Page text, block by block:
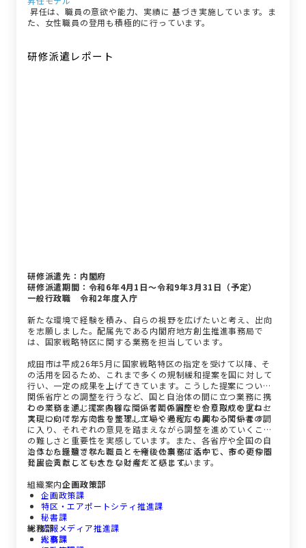
昇任は、職員の意欲や能力、実績に 基づき実施しています。ま
た、女性職員の登用も積極的に行っています。
研修派遣レポート
研修派遣先：内閣府
研修派遣期間：令和6年4月1日～令和9年3月31日（予定）
一般行政職 令和2年度入庁
新たな環境で経験を積み、自らの視野を広げたいと考え、出向
を志願しました。配属先である内閣府地方創生推進事務局で
は、国家戦略特区に関する業務を担当しています。
成田市は平成26年5月に国家戦略特区の指定を受けて以降、そ
の活用を図るため、これまで多くの規制緩和提案を国に対して
行い、一定の成果を上げてきています。こうした提案について
関係省庁との調整を行うなど、国と自治体の間に立つ業務に携
わっています。提案内容について関係省庁とやり取りを重ね、
実現に向けた方向性を整理していく過程にも関わっています。
この業務を通じて、多様な関係者との調整や合意形成のプロセ
スについて学んでおります。立場や考え方の異なる関係者の間
に入り、それぞれの意見を踏まえながら調整を進めていくこと
の難しさと重要性を実感しています。また、各省庁や全国の自
治体から派遣された職員と一緒に仕事をする中で、多くの仲間
と出会えたことも大きな財産だと感じています。
こうした経験で学んだことを今後の業務に活かし、市の更なる
発展に貢献していきたいと考えています。
組織案内企画政策部
企画政策課
特区・エアポートシティ推進課
秘書課
広報メディア推進課
人事課
総務部
総務課